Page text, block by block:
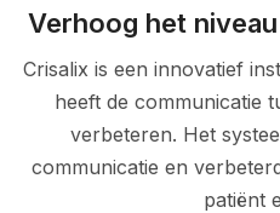
Verhoog het
Crisalix is een innovatief
heeft de communicatie
verbeteren. Het
communicatie en
patiënt